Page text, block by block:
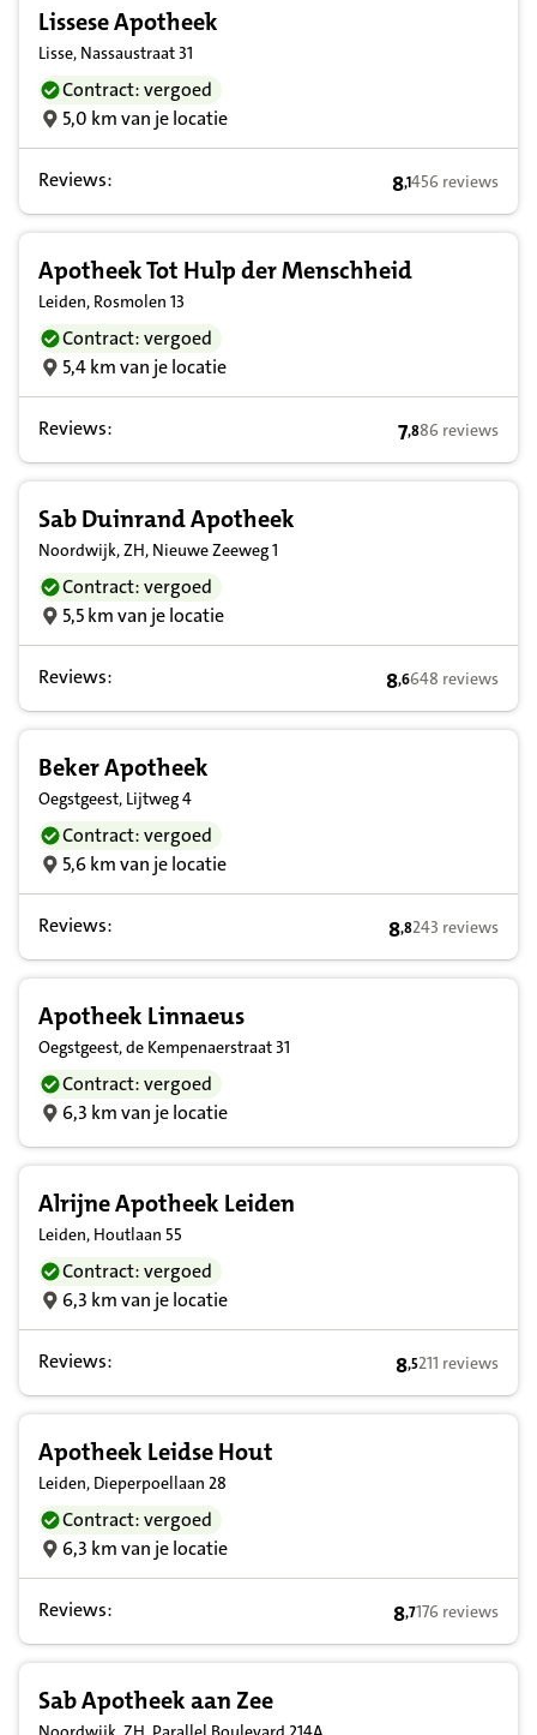
Lissese Apotheek
Lisse, Nassaustraat 31
Contract: vergoed
5,0 km van je locatie
Reviews: 8,1 op basis van
8,1456 reviews
Apotheek Tot Hulp der Menschheid
Leiden, Rosmolen 13
Contract: vergoed
5,4 km van je locatie
Reviews: 7,8 op basis
7,886 reviews
Sab Duinrand Apotheek
Noordwijk, ZH, Nieuwe Zeeweg 1
Contract: vergoed
5,5 km van je locatie
Reviews: 8,6 op basis van
8,6648 reviews
Beker Apotheek
Oegstgeest, Lijtweg 4
Contract: vergoed
5,6 km van je locatie
Reviews: 8,8 op basis van
8,8243 reviews
Apotheek Linnaeus
Oegstgeest, de Kempenaerstraat 31
Contract: vergoed
6,3 km van je locatie
Alrijne Apotheek Leiden
Leiden, Houtlaan 55
Contract: vergoed
6,3 km van je locatie
Reviews: 8,5 op basis van
8,5211 reviews
Apotheek Leidse Hout
Leiden, Dieperpoellaan 28
Contract: vergoed
6,3 km van je locatie
Reviews: 8,7 op basis van
8,7176 reviews
Sab Apotheek aan Zee